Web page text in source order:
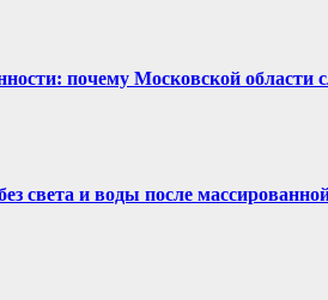
почему Московской области
света и воды после